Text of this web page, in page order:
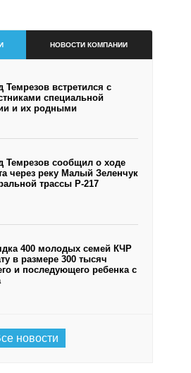
НОВОСТИ КОМПАНИИ
Темрезов встретился с
специальной
и их родными
Темрезов сообщил о ходе
через реку Малый Зеленчук
трассы Р-217
400 молодых семей КЧР
в размере 300 тысяч
и последующего ребенка с
новости